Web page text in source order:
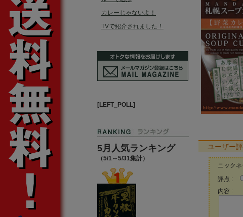
カレーじゃないよ！
TVで紹介されました！
[LEFT_POLL]
5月人気ランキング
（5/1～5/31集計）
ユーザー
ニック
評点 :
内容 :